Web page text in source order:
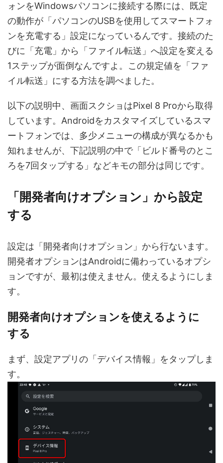
ォンをWindowsパソコンに接続する際には、既定
の動作が「パソコンのUSBを使用してスマートフォ
ンを充電する」設定になっているんです。接続のた
びに「充電」から「ファイル転送」へ設定を変える
1ステップが面倒なんですよ。この規定値を「ファ
イル転送」にする方法を調べました。
以下の説明中、画面スクショはPixel 8 Proから取得
しています。Androidをカスタマイズしているスマ
ートフォンでは、多少メニューの構成が異なるかも
知れませんが、下記説明の中で「ビルド番号のとこ
ろを7回タップする」などキモの部分は同じです。
「開発者向けオプション」から設定
する
設定は「開発者向けオプション」から行ないます。
開発者オプションはAndroidに備わっているオプシ
ョンですが、最初は使えません。使えるようにしま
す。
開発者向けオプションを使えるように
する
まず、設定アプリの「デバイス情報」をタップしま
す。